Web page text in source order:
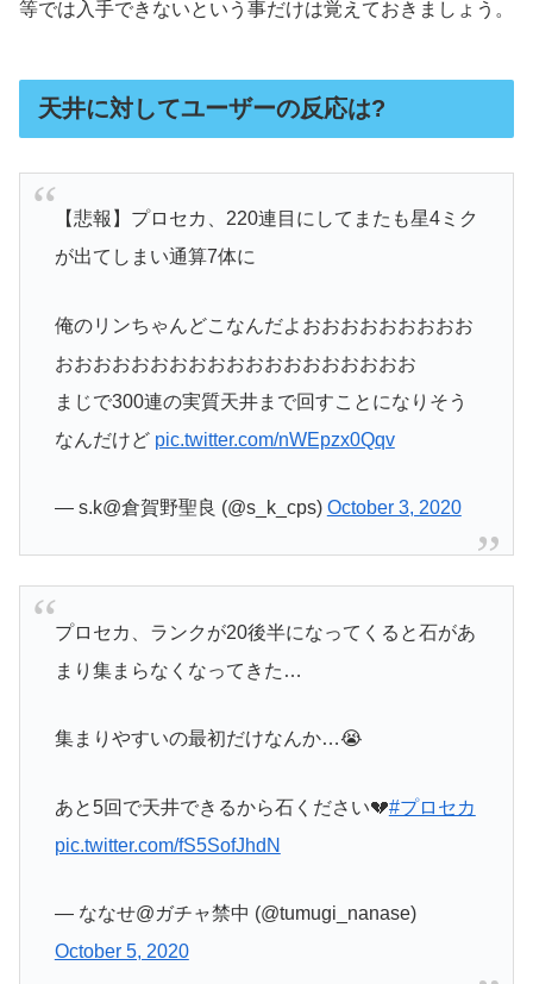
等では入手できないという事だけは覚えておきましょう。
天井に対してユーザーの反応は?
【悲報】プロセカ、220連目にしてまたも星4ミク
が出てしまい通算7体に
俺のリンちゃんどこなんだよおおおおおおおおお
おおおおおおおおおおおおおおおおおおお
まじで300連の実質天井まで回すことになりそう
なんだけど pic.twitter.com/nWEpzx0Qqv
— s.k@倉賀野聖良 (@s_k_cps) October 3, 2020
プロセカ、ランクが20後半になってくると石があ
まり集まらなくなってきた…
集まりやすいの最初だけなんか…😭
あと5回で天井できるから石ください💔#プロセカ
pic.twitter.com/fS5SofJhdN
— ななせ@ガチャ禁中 (@tumugi_nanase)
October 5, 2020